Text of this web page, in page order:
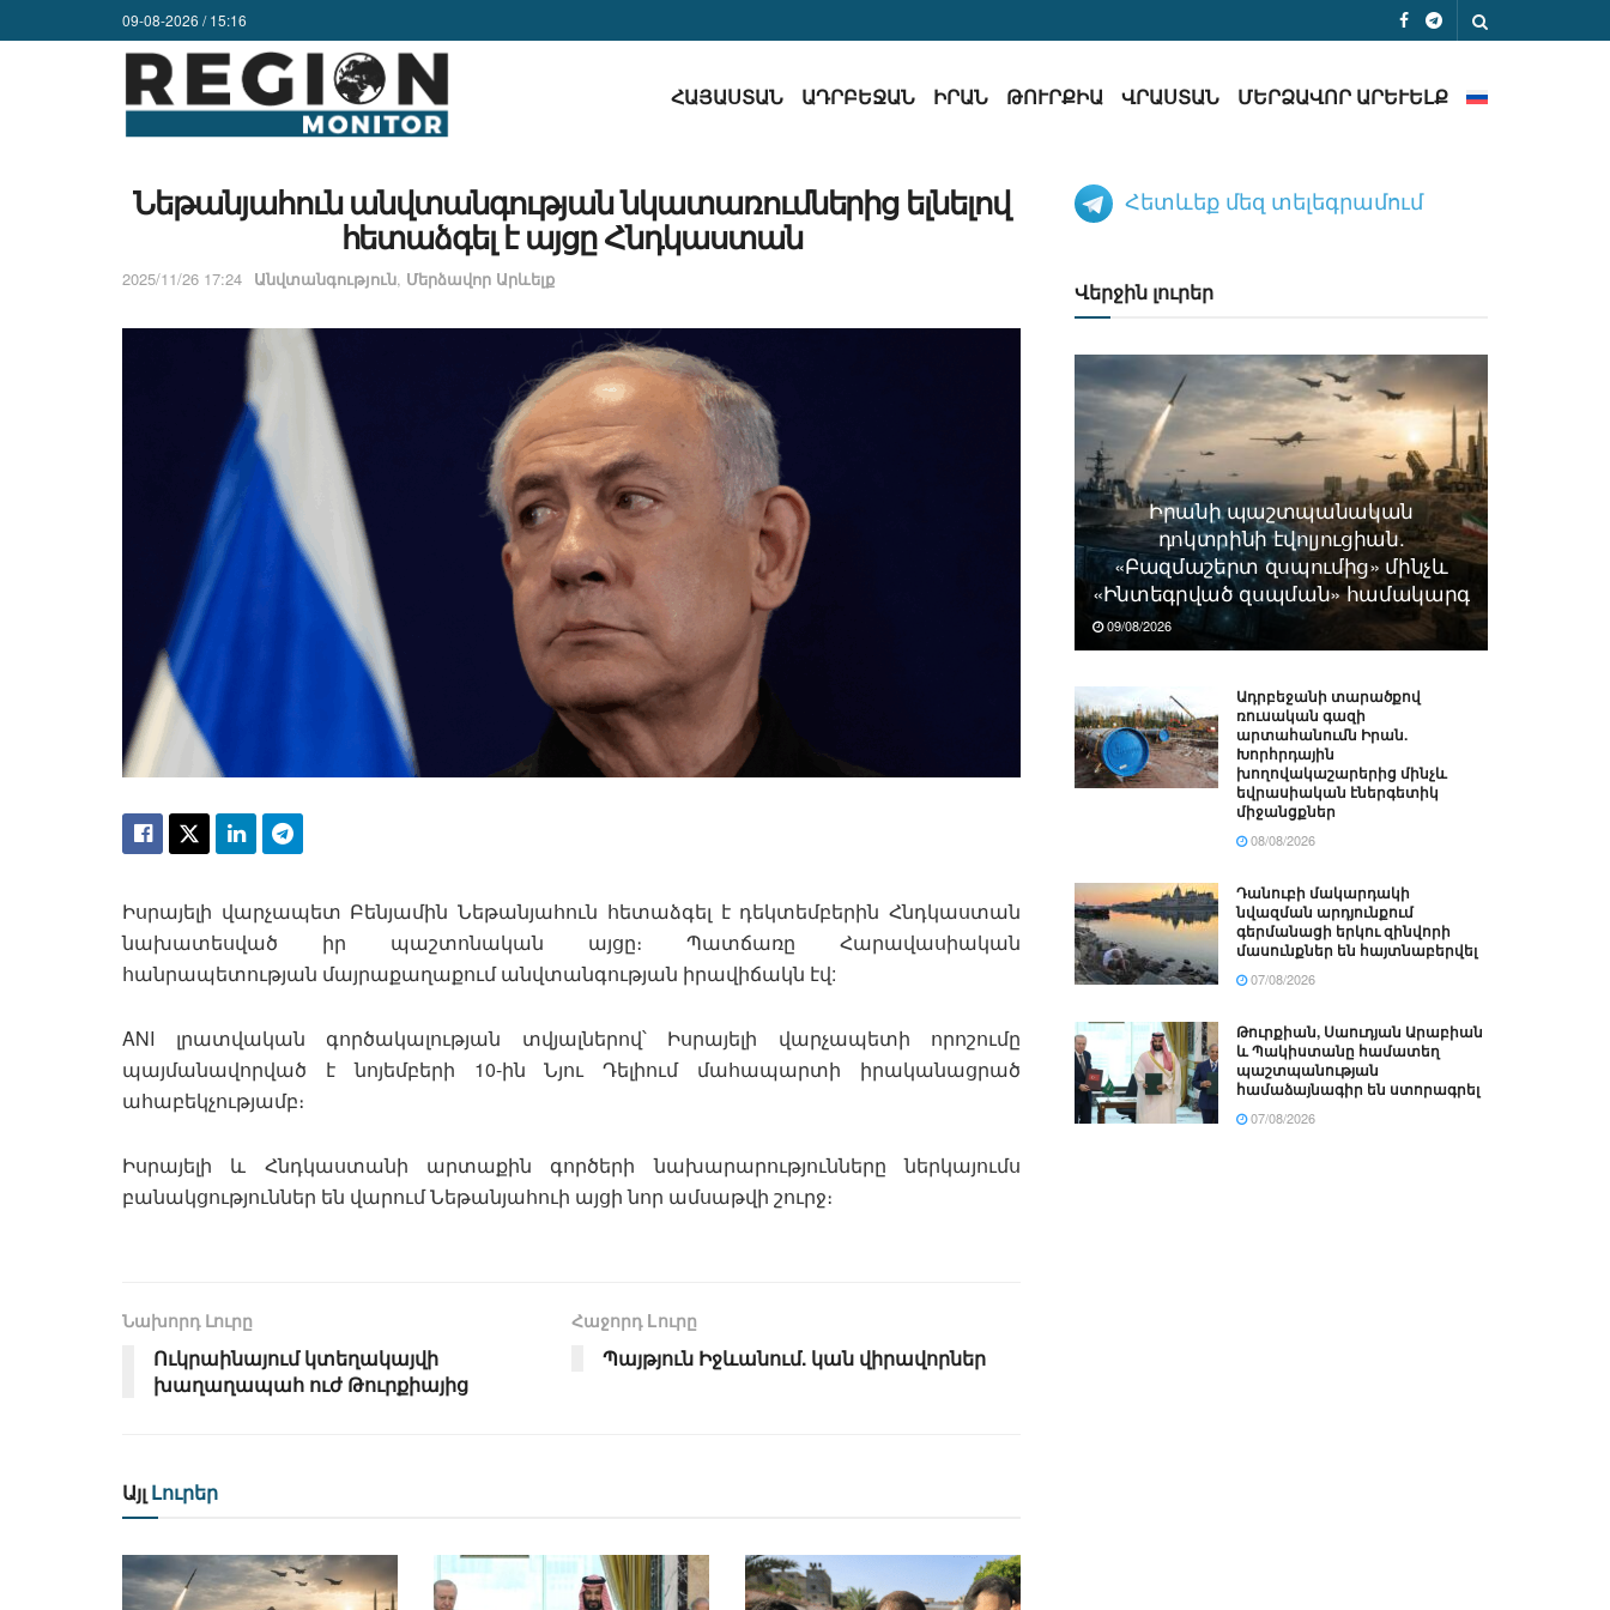
09-08-2026 / 15:16
ՀԱՅԱՍՏԱՆ ԱԴՐԲԵՋԱՆ ԻՐԱՆ ԹՈՒՐՔԻԱ ՎՐԱՍՏԱՆ ՄԵՐՁԱՎՈՐ ԱՐԵՒԵԼՔ
Նեթանյահուն անվտանգության նկատառումներից ելնելով
հետաձգել է այցը Հնդկաստան
2025/11/26 17:24 Անվտանգություն, Մերձավոր Արևելք
Իսրայելի վարչապետ Բենյամին Նեթանյահուն հետաձգել է դեկտեմբերին Հնդկաստան
նախատեսված իր պաշտոնական այցը։ Պատճառը Հարավասիական
հանրապետության մայրաքաղաքում անվտանգության իրավիճակն էվ:
ANI լրատվական գործակալության տվյալներով՝ Իսրայելի վարչապետի որոշումը
պայմանավորված է նոյեմբերի 10-ին Նյու Դելիում մահապարտի իրականացրած
ահաբեկչությամբ։
Իսրայելի և Հնդկաստանի արտաքին գործերի նախարարությունները ներկայումս
բանակցություններ են վարում Նեթանյահուի այցի նոր ամսաթվի շուրջ։
Նախորդ Լուրը
Ուկրաինայում կտեղակայվի
խաղաղապահ ուժ Թուրքիայից
Հաջորդ Lուրը
Պայթյուն Իջևանում. կան վիրավորներ
Այլ Լուրեր
Հետևեք մեզ տելեգրամում
Վերջին լուրեր
Իրանի պաշտպանական
դոկտրինի էվոլյուցիան.
«Բազմաշերտ զսպումից» մինչև
«Ինտեգրված զսպման» համակարգ
09/08/2026
Ադրբեջանի տարածքով
ռուսական գազի
արտահանումն Իրան.
Խորհրդային
խողովակաշարերից մինչև
եվրասիական էներգետիկ
միջանցքներ
08/08/2026
Դանուբի մակարդակի
նվազման արդյունքում
գերմանացի երկու զինվորի
մասունքներ են հայտնաբերվել
07/08/2026
Թուրքիան, Սաուդյան Արաբիան
և Պակիստանը համատեղ
պաշտպանության
համաձայնագիր են ստորագրել
07/08/2026